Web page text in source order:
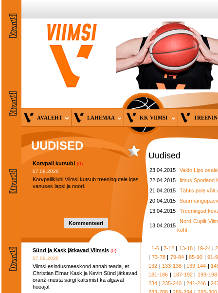
AVALEHT LAHEMAA KK VIIMSI
UUDISED
Korvpall kutsub! (0)
07.08.2026
Korvpalliklubi Viimsi kutsub treeningutele igas
vanuses lapsi ja noori.
Kommenteeri
Sünd ja Kask jätkavad Viimsis (0)
07.08.2026
Viimsi esindusmeeskond annab teada, et
Christian Elmar Kask ja Kevin Sünd jätkavad
oranž-musta särgi kaitsmist ka algaval
hooajal.
Uudised
23.04.2015
Valdo Lips
22.04.2015
Ilmus Sporland
21.04.2015
Tähtis pole võit
20.04.2015
13.04.2015
Treeningud
13.04.2015
Nord Cupilt
koht.
1-6 |7-12 | 13-18| 19-24|
| 73-78| 79-84|85-90 |91-
132 | 133-138 | 139-144 |
181-186 | 187-192| 193-198
234 |235-240 |241-246 |